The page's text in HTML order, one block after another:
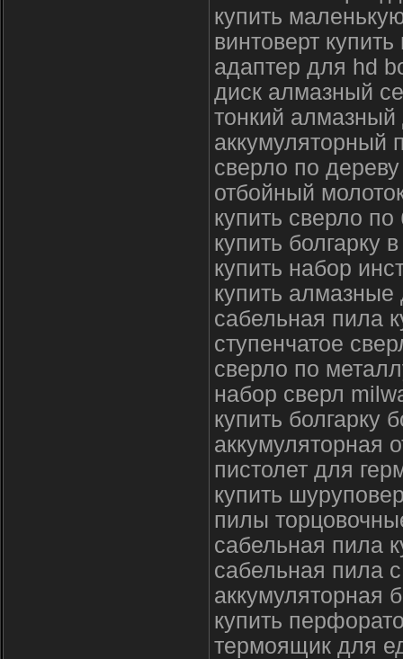
купить
винтоверт
адаптер для hd
диск алмазный
тонкий алмазный
аккумуляторный
сверло по
отбойный
купить сверло
купить болгарку
купить набор
купить алмазные
сабельная пила
ступенчатое
сверло по
набор сверл
купить болгарку
аккумуляторная
пистолет для
купить
пилы
сабельная пила
сабельная пила
аккумуляторная
купить
термоящик для